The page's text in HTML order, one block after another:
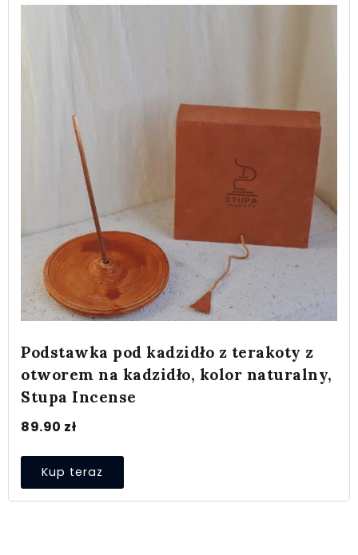
Podstawka pod kadzidło z terakoty z
otworem na kadzidło, kolor naturalny,
Stupa Incense
89.90 zł
Kup teraz